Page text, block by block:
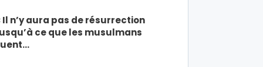
Il n’y aura pas de résurrection
ce que les musulmans